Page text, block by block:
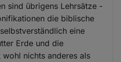
sind übrigens Lehrsätze -
die biblische
eine
Erde und die
nichts anderes als